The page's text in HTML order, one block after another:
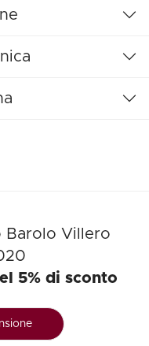
Barolo Villero
5% di sconto